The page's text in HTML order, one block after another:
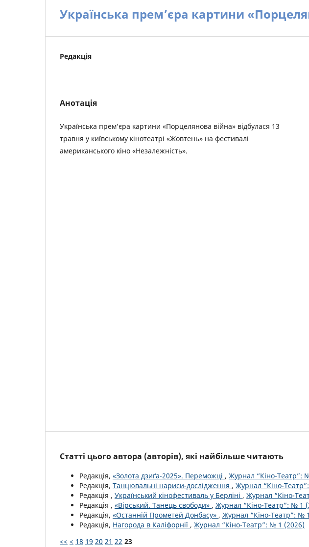
Українська прем’єра картини
Редакція
Анотація
Українська прем’єра картини «Порцелянова війна» відбулася 13
травня у київському кінотеатрі «Жовтень» на фестивалі
американського кіно «Незалежність».
Статті цього автора (авторів), які найбільше читають
Редакція, «Золота дзиґа-2025». Переможці , Журнал “Кіно-Театр”:
Редакція, Танцювальні нариси-дослідження , Журнал “Кіно-
Редакція , Український кінофестиваль у Берліні , Журнал “Кіно-
Редакція , «Вірський. Танець свободи» , Журнал “Кіно-Театр”: № 1
Редакція, «Останній Прометей Донбасу» , Журнал “Кіно-Театр”: №
Редакція, Нагорода в Каліфорнії , Журнал “Кіно-Театр”: № 1 (2026)
<< < 18 19 20 21 22 23